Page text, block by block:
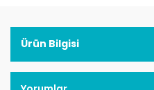
Ürün Bilgisi